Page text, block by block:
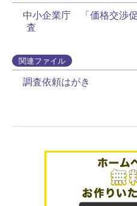
中小企業庁 「価格交渉
査
関連ファイル
調査依頼はがき